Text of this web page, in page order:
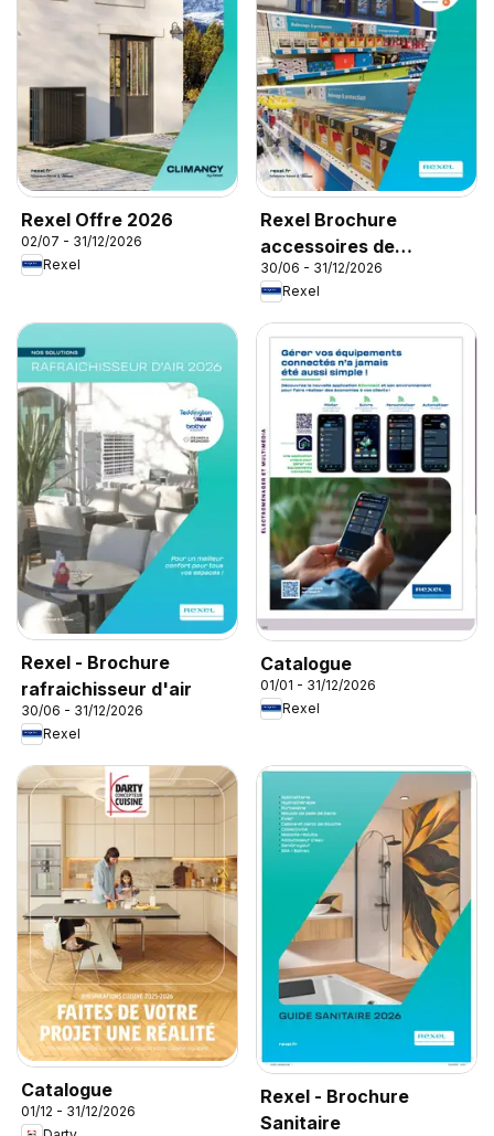
Rexel Offre 2026
02/07 - 31/12/2026
Rexel
Rexel Brochure
accessoires de
climatisation
30/06 - 31/12/2026
Rexel
Rexel - Brochure
rafraichisseur d'air
30/06 - 31/12/2026
Rexel
Catalogue
01/01 - 31/12/2026
Rexel
Catalogue
01/12 - 31/12/2026
Rexel - Brochure
Sanitaire